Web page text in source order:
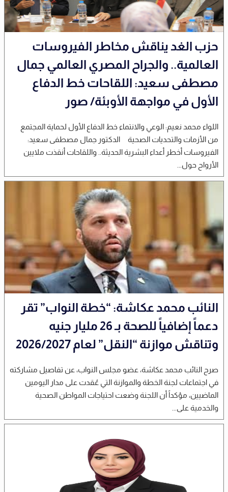
حزب الغد يناقش مخاطر الفيروسات
العالمية.. والجراح المصري العالمي جمال
مصطفى سعيد: اللقاحات خط الدفاع
الأول في مواجهة الأوبئة/ صور
اللواء محمد نعيم: الوعي والانتماء خط الدفاع الأول لحماية المجتمع
من الأزمات والتحديات الصحية الدكتور جمال مصطفى سعيد:
الفيروسات أخطر أعداء البشرية الحديثة.. واللقاحات أنقذت ملايين
الأرواح حول...
النائب محمد عكاشة: “خطة النواب” تقر
دعماً إضافياً للصحة بـ 26 مليار جنيه
وتناقش موازنة “النقل” لعام 2026/2027
صرح النائب محمد عكاشة، عضو مجلس النواب، عن تفاصيل مشاركته
في اجتماعات لجنة الخطة والموازنة التي عُقدت على مدار اليومين
الماضيين، مؤكداً أن اللجنة وضعت احتياجات المواطن الصحية
والخدمية على...